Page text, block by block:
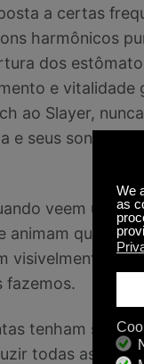
a certas
harmônicos
dos
e vitalidade
ao Slayer,
e seus sons
veem uma
animam quando
visivelmente
fazemos.
tenham
todas as